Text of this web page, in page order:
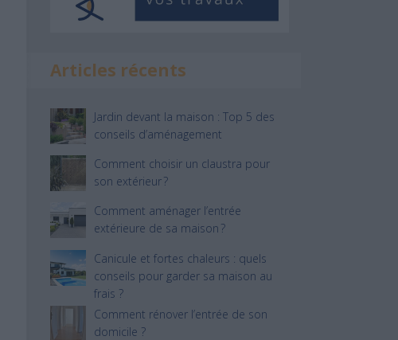
Articles récents
Jardin devant la maison : Top 5 des
conseils d’aménagement
Comment choisir un claustra pour
son extérieur ?
Comment aménager l’entrée
extérieure de sa maison ?
Canicule et fortes chaleurs : quels
conseils pour garder sa maison au
frais ?
Comment rénover l’entrée de son
domicile ?